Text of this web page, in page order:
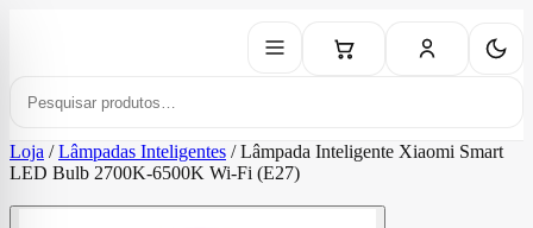
Loja / Lâmpadas Inteligentes / Lâmpada Inteligente Xiaomi Smart
LED Bulb 2700K-6500K Wi-Fi (E27)